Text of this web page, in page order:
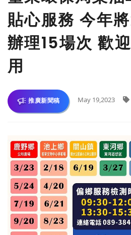
貼心服務 今年
辦理15場次 歡
用
推廣新聞稿 May 19,2023